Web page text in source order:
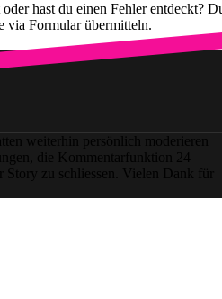
hast du einen Fehler entdeckt?
via Formular übermitteln.
weiterhin persönlich moderieren
die Kommentarfunktion 24
zu schliessen. Vielen Dank für